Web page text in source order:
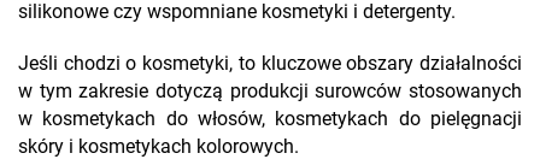
silikonowe czy wspomniane kosmetyki i detergenty.
Jeśli chodzi o kosmetyki, to kluczowe obszary działalności
w tym zakresie dotyczą produkcji surowców stosowanych
w kosmetykach do włosów, kosmetykach do pielęgnacji
skóry i kosmetykach kolorowych.